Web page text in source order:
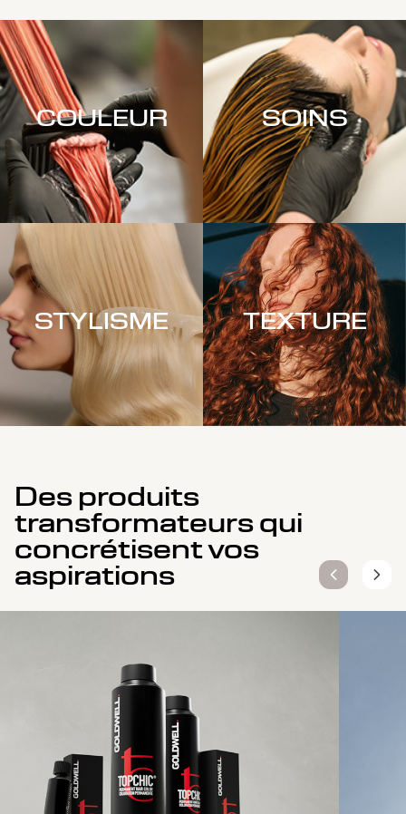
COULEUR SOINS
STYLISME TEXTURE
Des produits
transformateurs qui
concrétisent vos
aspirations